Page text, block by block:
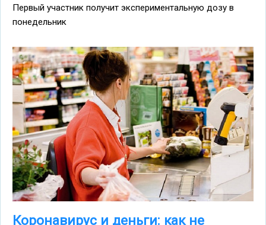
Первый участник получит экспериментальную дозу в
понедельник
Коронавирус и деньги: как не